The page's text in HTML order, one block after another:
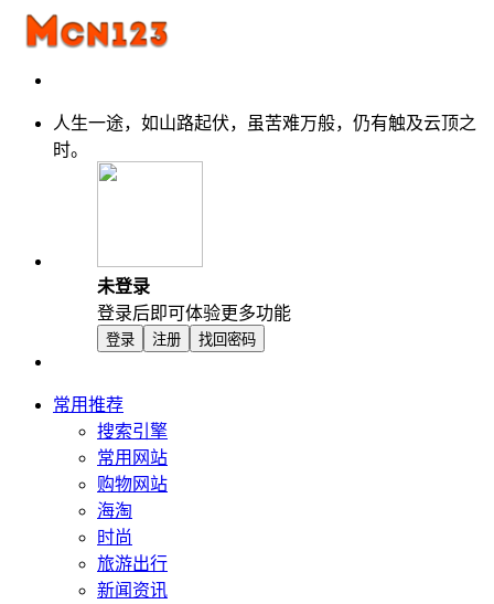
人生一途，如山路起伏，虽苦难万般，仍有触及云顶之
时。
未登录
登录后即可体验更多功能
登录 注册 找回密码
常用推荐
搜索引擎
常用网站
购物网站
海淘
时尚
旅游出行
新闻资讯